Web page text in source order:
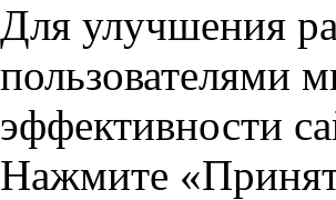
Для улучшения
пользователями
эффективности
Нажмите